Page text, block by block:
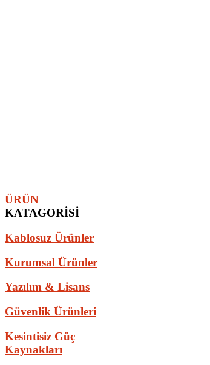
ÜRÜN
KATAGORISI
Kablosuz Ürünler
Kurumsal Ürünler
Yazılım & Lisans
Güvenlik Ürünleri
Kesintisiz Güç
Kaynakları